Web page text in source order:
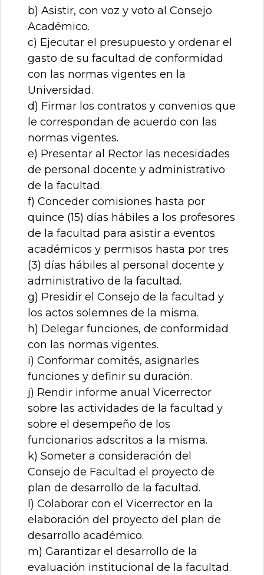
b) Asistir, con voz y voto al Consejo
Académico.
c) Ejecutar el presupuesto y ordenar el
gasto de su facultad de conformidad
con las normas vigentes en la
Universidad.
d) Firmar los contratos y convenios que
le correspondan de acuerdo con las
normas vigentes.
e) Presentar al Rector las necesidades
de personal docente y administrativo
de la facultad.
f) Conceder comisiones hasta por
quince (15) días hábiles a los profesores
de la facultad para asistir a eventos
académicos y permisos hasta por tres
(3) días hábiles al personal docente y
administrativo de la facultad.
g) Presidir el Consejo de la facultad y
los actos solemnes de la misma.
h) Delegar funciones, de conformidad
con las normas vigentes.
i) Conformar comités, asignarles
funciones y definir su duración.
j) Rendir informe anual Vicerrector
sobre las actividades de la facultad y
sobre el desempeño de los
funcionarios adscritos a la misma.
k) Someter a consideración del
Consejo de Facultad el proyecto de
plan de desarrollo de la facultad.
l) Colaborar con el Vicerrector en la
elaboración del proyecto del plan de
desarrollo académico.
m) Garantizar el desarrollo de la
evaluación institucional de la facultad.